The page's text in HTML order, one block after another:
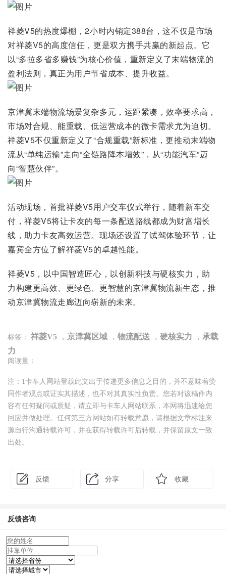
祥菱V5的热度爆棚，2小时内销定388台，这不仅是市场
对祥菱V5的高度信任，更是双方携手共赢的新起点。它
以“多拉多省多赚钱”为核心价值，重新定义了末端物流的
盈利法则，真正为用户节省成本、提升收益。
京津冀末端物流场景复杂多元，运距紧凑，效率要求高，
市场对合规、能重载、低运营成本的微卡需求尤为迫切。
祥菱V5不仅重新定义了“合规重载”新标准，更推动末端物
流从“单纯运输”走向“全链路降本增效”，从“功能汽车”迈
向“智慧伙伴”。
活动现场，首批祥菱V5用户交车仪式举行，随着新车交
付，祥菱V5将让卡友的每一条配送路线都成为财富增长
线，助力卡友高效运营。现场还设置了试驾体验环节，让
嘉宾全方位了解祥菱V5的卓越性能。
祥菱V5，以中国智造匠心，以创新科技与硬核实力，助
力构建更高效、更绿色、更智慧的京津冀物流新生态，推
动京津冀物流走廊迈向崭新的未来。
标签： 祥菱V5 ， 京津冀区域 ， 物流配送 ， 硬核实力 ， 承载
力
阅读量：
注：1卡车人网站登载此文出于传递更多信息之目的，并不意味着赞
同作者观点或证实其描述，也不对其真实性负责。您若对该稿件内
容有任何疑问或质疑，请立即与卡车人网站联系，本网将迅速给您
回应并做处理。任何第三方网站如有转载意愿，请根据文章标注来
源自行沟通转载许可，并在获得转载许可后转载，并保留原文一致
出处。
反馈 分享 收藏
反馈咨询